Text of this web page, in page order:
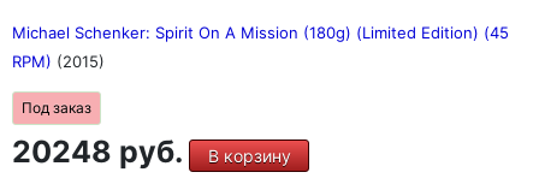
Michael Schenker: Spirit On A Mission (180g) (Limited Edition) (45
RPM) (2015)
Под заказ
20248 руб. В корзину